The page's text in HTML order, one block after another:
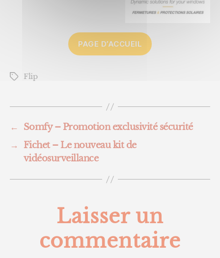
PAGE D’ACCUEIL
Étiquettes
Flip
←
Somfy – Promotion exclusivité sécurité
→
Fichet – Le nouveau kit de
vidéosurveillance
Laisser un
commentaire